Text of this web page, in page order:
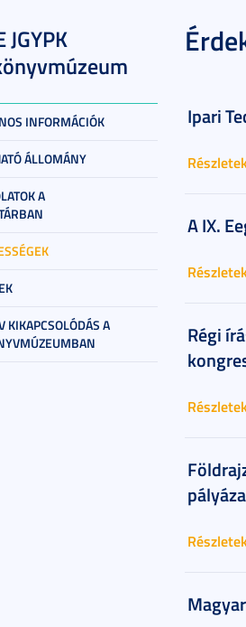
JGYPK
INFORMÁCIÓK
ÁLLOMÁNY
A
KIKAPCSOLÓDÁS A
Ipari
A IX.
Régi